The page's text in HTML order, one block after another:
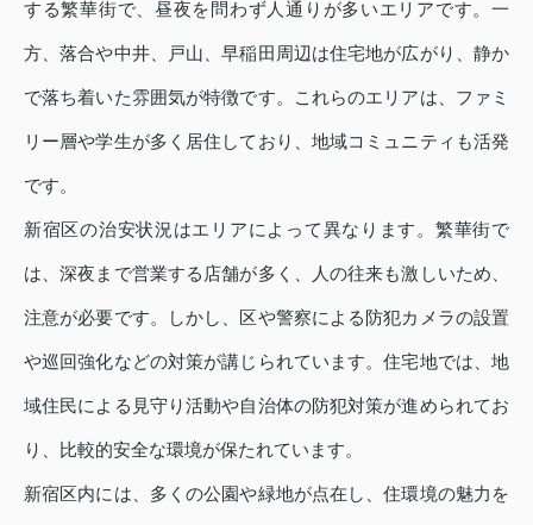
する繁華街で、昼夜を問わず人通りが多いエリアです。一
方、落合や中井、戸山、早稲田周辺は住宅地が広がり、静か
で落ち着いた雰囲気が特徴です。これらのエリアは、ファミ
リー層や学生が多く居住しており、地域コミュニティも活発
です。
新宿区の治安状況はエリアによって異なります。繁華街で
は、深夜まで営業する店舗が多く、人の往来も激しいため、
注意が必要です。しかし、区や警察による防犯カメラの設置
や巡回強化などの対策が講じられています。住宅地では、地
域住民による見守り活動や自治体の防犯対策が進められてお
り、比較的安全な環境が保たれています。
新宿区内には、多くの公園や緑地が点在し、住環境の魅力を